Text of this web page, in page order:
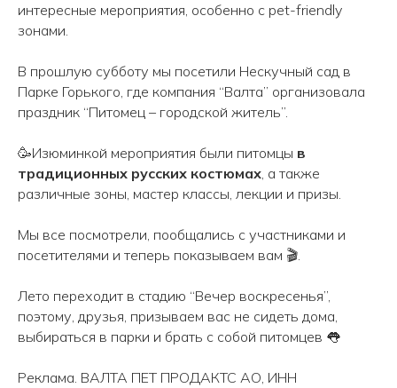
интересные мероприятия, особенно с pet-friendly
зонами.
В прошлую субботу мы посетили Нескучный сад в
Парке Горького, где компания “Валта” организовала
праздник “Питомец – городской житель”.
🥳Изюминкой мероприятия были питомцы в
традиционных русских костюмах, а также
различные зоны, мастер классы, лекции и призы.
Мы все посмотрели, пообщались с участниками и
посетителями и теперь показываем вам 🎬.
Лето переходит в стадию “Вечер воскресенья”,
поэтому, друзья, призываем вас не сидеть дома,
выбираться в парки и брать с собой питомцев 👅
Реклама. ВАЛТА ПЕТ ПРОДАКТС АО, ИНН